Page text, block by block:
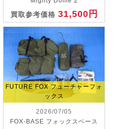
買取参考価格 31,500円
FUTURE FOX フューチャーフォ
ックス
2026/07/05
FOX-BASE フォックスベース